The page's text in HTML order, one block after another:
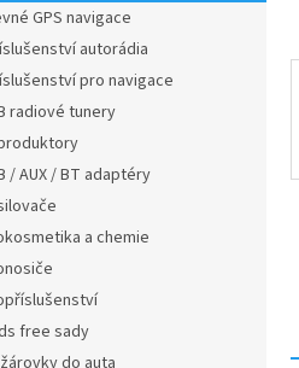
GPS navigace
autorádia
pro navigace
radiové tunery
/ AUX / BT adaptéry
a chemie
free sady
žárovky do auta